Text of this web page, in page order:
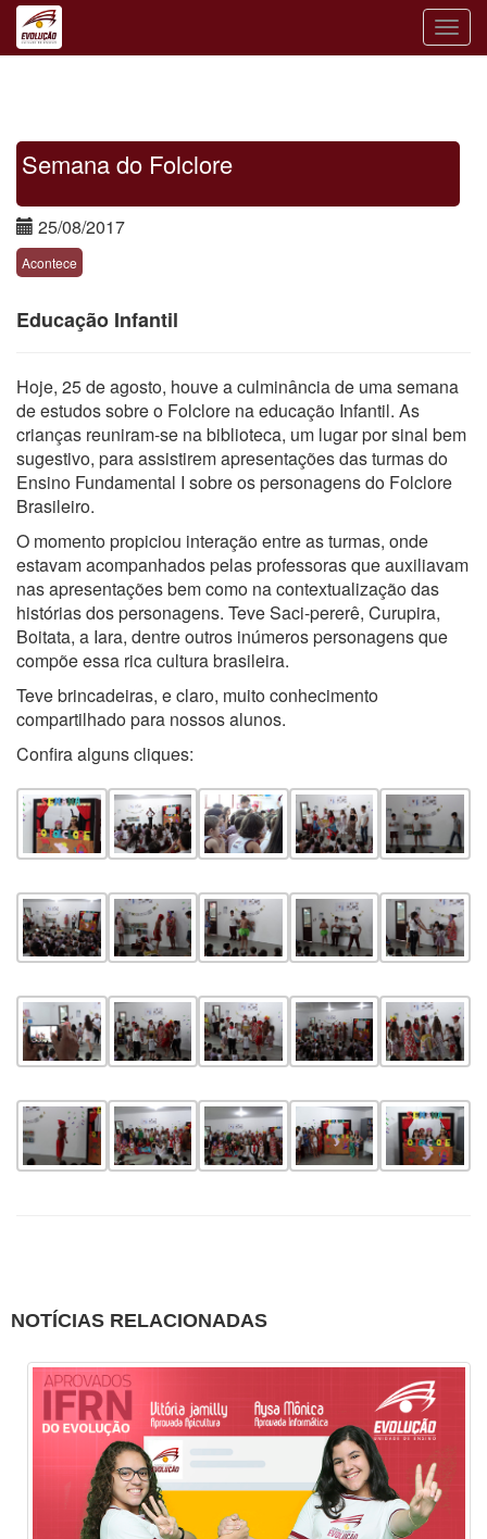
Toggle
Semana do Folclore
25/08/2017
Acontece
Educação Infantil
Hoje, 25 de agosto, houve a culminância de uma semana
de estudos sobre o Folclore na educação Infantil. As
crianças reuniram-se na biblioteca, um lugar por sinal bem
sugestivo, para assistirem apresentações das turmas do
Ensino Fundamental I sobre os personagens do Folclore
Brasileiro.
O momento propiciou interação entre as turmas, onde
estavam acompanhados pelas professoras que auxiliavam
nas apresentações bem como na contextualização das
histórias dos personagens. Teve Saci-pererê, Curupira,
Boitata, a Iara, dentre outros inúmeros personagens que
compõe essa rica cultura brasileira.
Teve brincadeiras, e claro, muito conhecimento
compartilhado para nossos alunos.
Confira alguns cliques:
NOTÍCIAS RELACIONADAS